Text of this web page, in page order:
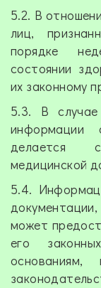
5.2. В
лиц,
порядке
состоянии
их законному
5.3. В
информации
делается
медицинской
5.4.
может
его
основаниям,